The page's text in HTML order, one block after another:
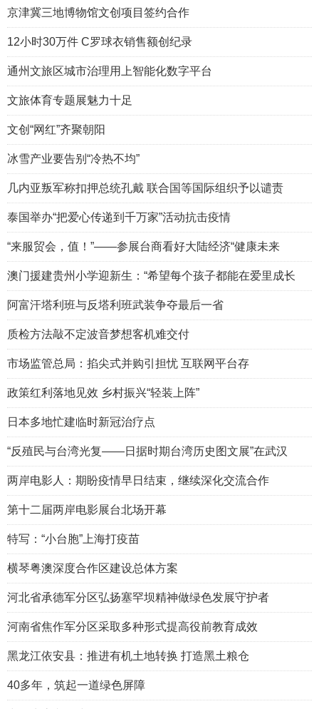
京津冀三地博物馆文创项目签约合作
12小时30万件 C罗球衣销售额创纪录
通州文旅区城市治理用上智能化数字平台
文旅体育专题展魅力十足
文创“网红”齐聚朝阳
冰雪产业要告别“冷热不均”
几内亚叛军称扣押总统孔戴 联合国等国际组织予以谴责
泰国举办“把爱心传递到千万家”活动抗击疫情
“来服贸会，值！”——参展台商看好大陆经济“健康未来
澳门援建贵州小学迎新生：“希望每个孩子都能在爱里成长
阿富汗塔利班与反塔利班武装争夺最后一省
质检方法敲不定波音梦想客机难交付
市场监管总局：掐尖式并购引担忧 互联网平台存
政策红利落地见效 乡村振兴“轻装上阵”
日本多地忙建临时新冠治疗点
“反殖民与台湾光复——日据时期台湾历史图文展”在武汉
两岸电影人：期盼疫情早日结束，继续深化交流合作
第十二届两岸电影展台北场开幕
特写：“小台胞”上海打疫苗
横琴粤澳深度合作区建设总体方案
河北省承德军分区弘扬塞罕坝精神做绿色发展守护者
河南省焦作军分区采取多种形式提高役前教育成效
黑龙江依安县：推进有机土地转换 打造黑土粮仓
40多年，筑起一道绿色屏障